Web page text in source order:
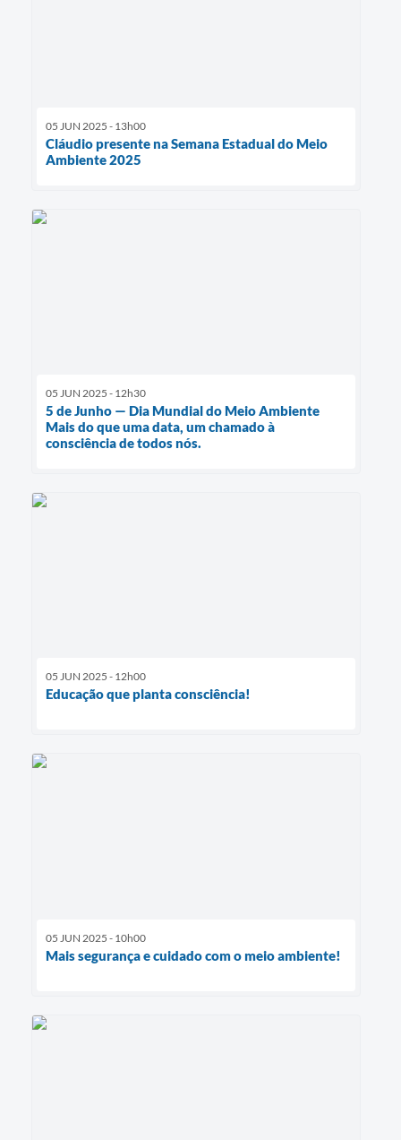
05 JUN 2025 - 13h00
Cláudio presente na Semana Estadual do Meio
Ambiente 2025
05 JUN 2025 - 12h30
5 de Junho — Dia Mundial do Meio Ambiente
Mais do que uma data, um chamado à
consciência de todos nós.
05 JUN 2025 - 12h00
Educação que planta consciência!
05 JUN 2025 - 10h00
Mais segurança e cuidado com o meio ambiente!